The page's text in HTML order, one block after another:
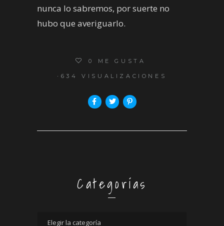
nunca lo sabremos, por suerte no
hubo que averiguarlo.
0 ME GUSTA
634 VISUALIZACIONES
Categorías